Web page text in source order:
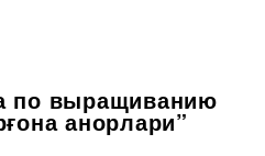
по выращиванию
анорлари”